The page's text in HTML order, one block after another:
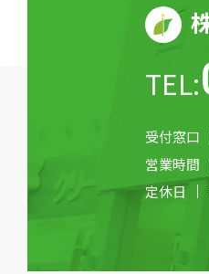
TEL:
受付窓口
営業時間
定休日